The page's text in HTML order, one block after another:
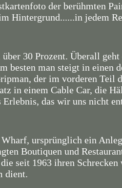
der berühmten
Hintergrund......in jedem
30 Prozent. Überall geht
man steigt in einen
der im vorderen Teil
in einem Cable Car, die
das wir uns nicht
ursprünglich ein
Boutiquen und
seit 1963 ihren Schrecken
dient.